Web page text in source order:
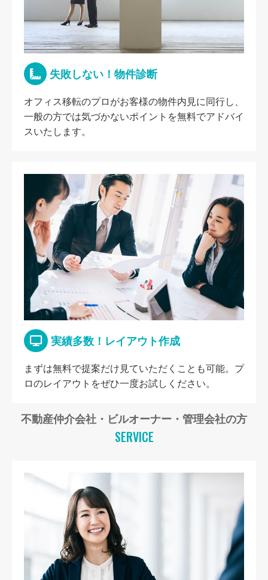
失敗しない！物件診断
オフィス移転のプロがお客様の物件内見に同行し、
一般の方では気づかないポイントを無料でアドバイ
スいたします。
実績多数！レイアウト作成
まずは無料で提案だけ見ていただくことも可能。プ
ロのレイアウトをぜひ一度お試しください。
不動産仲介会社・ビルオーナー・管理会社の方
SERVICE